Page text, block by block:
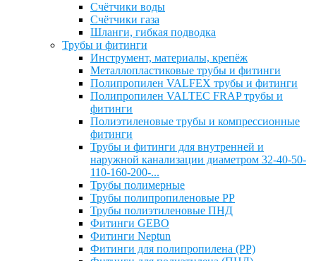
Счётчики воды
Счётчики газа
Шланги, гибкая подводка
Трубы и фитинги
Инструмент, материалы, крепёж
Металлопластиковые трубы и фитинги
Полипропилен VALFEX трубы и фитинги
Полипропилен VALTEC FRAP трубы и
фитинги
Полиэтиленовые трубы и компрессионные
фитинги
Трубы и фитинги для внутренней и
наружной канализации диаметром 32-40-50-
110-160-200-...
Трубы полимерные
Трубы полипропиленовые PP
Трубы полиэтиленовые ПНД
Фитинги GEBO
Фитинги Neptun
Фитинги для полипропилена (PP)